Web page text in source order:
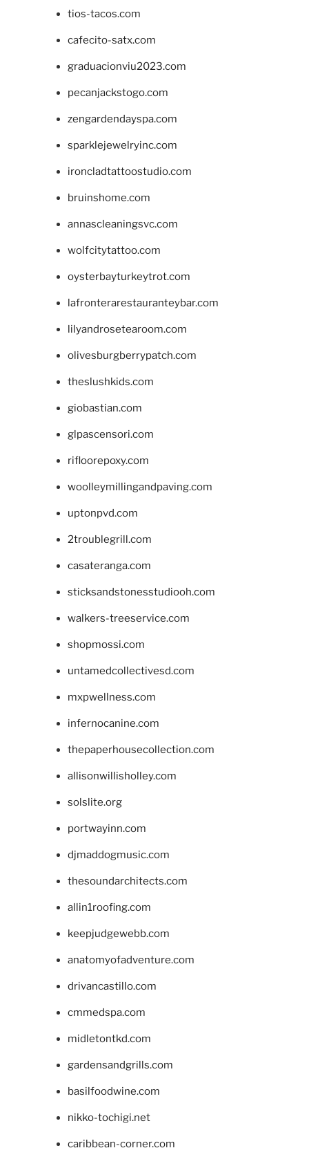
tios-tacos.com
cafecito-satx.com
graduacionviu2023.com
pecanjackstogo.com
zengardendayspa.com
sparklejewelryinc.com
ironcladtattoostudio.com
bruinshome.com
annascleaningsvc.com
wolfcitytattoo.com
oysterbayturkeytrot.com
lafronterarestauranteybar.com
lilyandrosetearoom.com
olivesburgberrypatch.com
theslushkids.com
giobastian.com
glpascensori.com
rifloorepoxy.com
woolleymillingandpaving.com
uptonpvd.com
2troublegrill.com
casateranga.com
sticksandstonesstudiooh.com
walkers-treeservice.com
shopmossi.com
untamedcollectivesd.com
mxpwellness.com
infernocanine.com
thepaperhousecollection.com
allisonwillisholley.com
solslite.org
portwayinn.com
djmaddogmusic.com
thesoundarchitects.com
allin1roofing.com
keepjudgewebb.com
anatomyofadventure.com
drivancastillo.com
cmmedspa.com
midletontkd.com
gardensandgrills.com
basilfoodwine.com
nikko-tochigi.net
caribbean-corner.com